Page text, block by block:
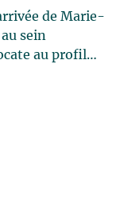
de Marie-
sein
au profil
d’enjeux
à la santé et
Elle